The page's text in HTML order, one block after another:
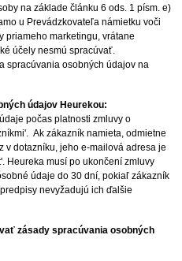
na základe článku 6 ods. 1 písm. e)
u Prevádzkovateľa námietku voči
priameho marketingu, vrátane
účely nesmú spracúvať.
osobných údajov na
údajov Heurekou:
počas platnosti zmluvy o
Ak zákazník namieta, odmietne
v dotazníku, jeho e-mailová adresa je
Heureka musí po ukončení zmluvy
údaje do 30 dní, pokiaľ zákazník
nevyžadujú ich ďalšie
zásady spracúvania osobných